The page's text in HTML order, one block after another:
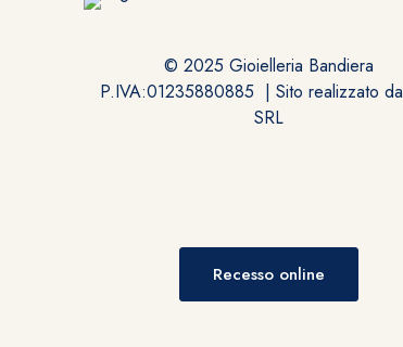
© 2025 Gioielleria Bandiera
P.IVA:01235880885 | Sito realizzato da
SRL
Recesso online